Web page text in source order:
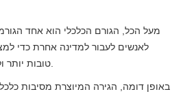
מעל הכל, הגורם הכלכלי הוא אחד
לאנשים לעבור למדינה אחרת כדי
באופן דומה, הגירה המיוצרת מסיבות